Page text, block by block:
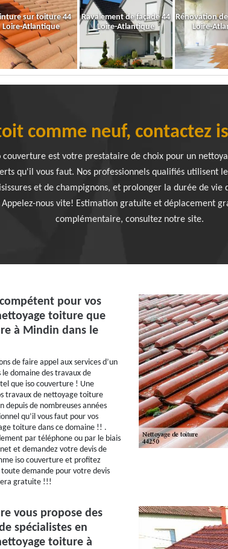
sur toiture 44
Loire-Atlantique
Ravalement de façade 44
Loire-Atlantique
Rénovation
Loire-
comme neuf, contactez
est votre prestataire de choix pour un
qu'il vous faut. Nos professionnels qualifiés utilisent
et de champignons, et prolonger la durée de vie
nous vite! Estimation gratuite et déplacement
complémentaire, consultez notre site.
pour vos
toiture que
à Mindin dans le
de faire appel aux services d’un
le domaine des travaux de
que iso couverture ! Une
travaux de nettoyage toiture
depuis de nombreuses années
qu’il vous faut pour vos
toiture dans ce domaine !! .
par téléphone ou par le biais
et demandez votre devis de
iso couverture et profitez
toute demande pour votre devis
gratuite !!!
vous propose des
spécialistes en
toiture à